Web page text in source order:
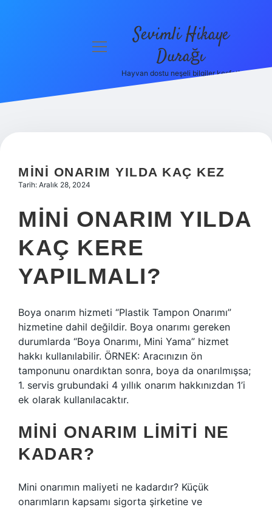
Hakkımızda
menüyü
Sevimli Hikaye
Durağı
Hayvan dostu neşeli bilgiler keşfet!
MINI ONARIM YILDA KAÇ KEZ
Tarih: Aralık 28, 2024
MINI ONARIM YILDA
KAÇ KERE
YAPILMALI?
Boya onarım hizmeti “Plastik Tampon Onarımı”
hizmetine dahil değildir. Boya onarımı gereken
durumlarda “Boya Onarımı, Mini Yama” hizmet
hakkı kullanılabilir. ÖRNEK: Aracınızın ön
tamponunu onardıktan sonra, boya da onarılmışsa;
1. servis grubundaki 4 yıllık onarım hakkınızdan 1’i
ek olarak kullanılacaktır.
MINI ONARIM LIMITI NE
KADAR?
Mini onarımın maliyeti ne kadardır? Küçük
onarımların kapsamı sigorta şirketine ve